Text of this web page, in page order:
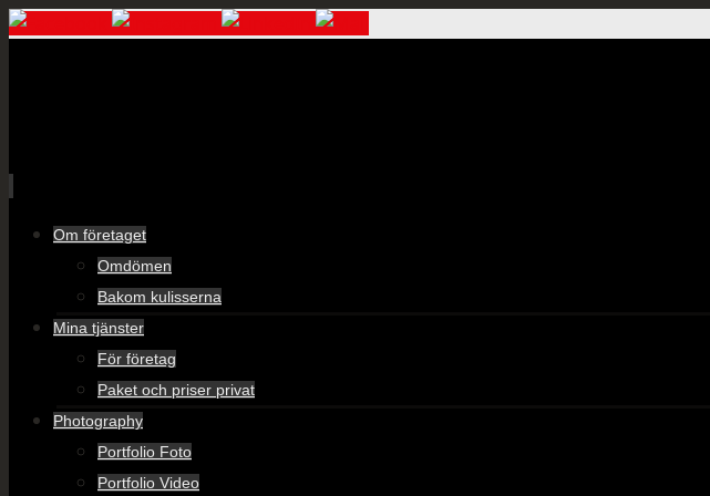
Skip
Om företaget
Omdömen
Bakom kulisserna
Mina tjänster
För företag
Paket och priser privat
Photography
Portfolio Foto
Portfolio Video